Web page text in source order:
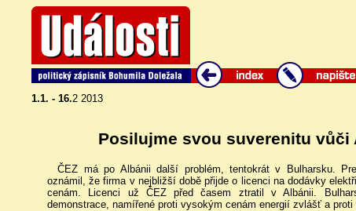
1.1. - 16.2 2013
Posilujme svou suverenitu vůči
ČEZ má po Albánii další problém, tentokrát v Bulharsku.
oznámil, že firma v nejbližší době přijde o licenci na dodávky
cenám. Licenci už ČEZ před časem ztratil v Albánii.
demonstrace, namířené proti vysokým cenám energií zvlášť a proti